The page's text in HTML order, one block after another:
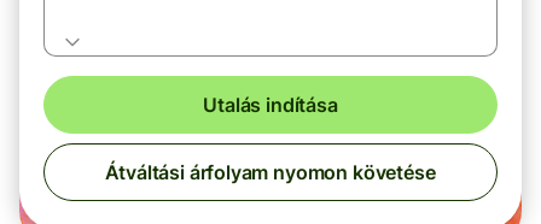
Utalás indítása
Átváltási árfolyam nyomon követése